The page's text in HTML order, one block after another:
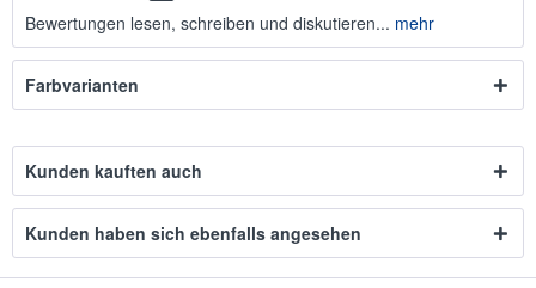
Bewertungen lesen, schreiben und diskutieren... mehr
Farbvarianten
Kunden kauften auch
Kunden haben sich ebenfalls angesehen